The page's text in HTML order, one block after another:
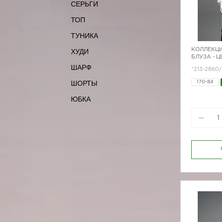
СЕРЬГИ
ТОП
ТУНИКА
ХУДИ
ШАРФ
ШОРТЫ
ЮБКА
БЛУЗА -
*213-
170-84